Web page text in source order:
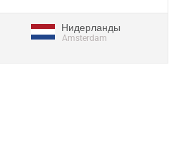
Нидерланды
Amsterdam